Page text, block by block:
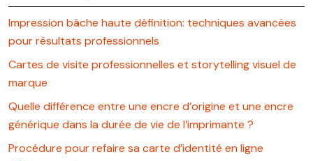
Impression bâche haute définition: techniques avancées
pour résultats professionnels
Cartes de visite professionnelles et storytelling visuel de
marque
Quelle différence entre une encre d’origine et une encre
générique dans la durée de vie de l’imprimante ?
Procédure pour refaire sa carte d’identité en ligne